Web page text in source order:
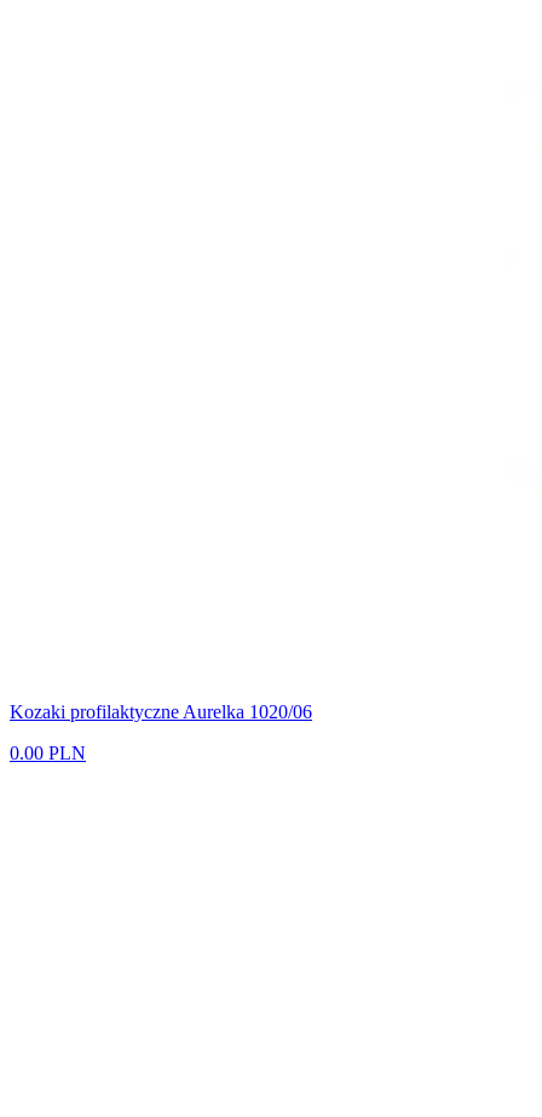
Kozaki profilaktyczne Aurelka 1020/06
0.00 PLN